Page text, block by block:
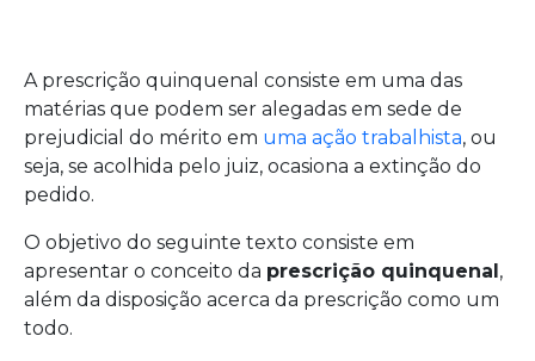
A prescrição quinquenal consiste em uma das
matérias que podem ser alegadas em sede de
prejudicial do mérito em uma ação trabalhista, ou
seja, se acolhida pelo juiz, ocasiona a extinção do
pedido.
O objetivo do seguinte texto consiste em
apresentar o conceito da prescrição quinquenal,
além da disposição acerca da prescrição como um
todo.